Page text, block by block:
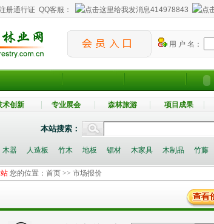
册通行证 QQ客服： 414978843
用 户 名：
术创新 专业展会 森林旅游 项目成果
本站搜索：
木器 人造板 竹木 地板 锯材 木家具 木制品 竹藤
您的位置： 首页 >> 市场报价